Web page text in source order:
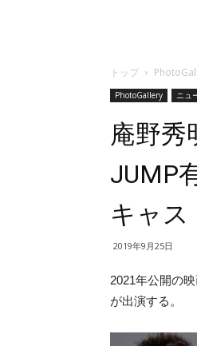
トップ
PhotoGallery ニュ
庵野秀
JUMP
キャス
2019年9月25日
2021年公開の
が出演する。